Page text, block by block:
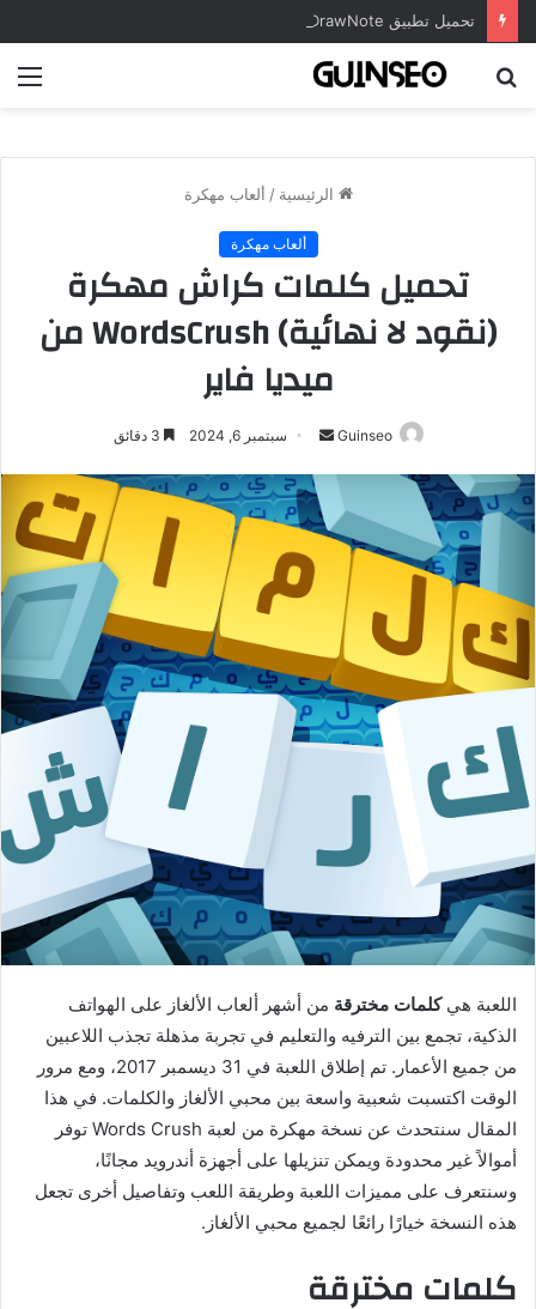
الرئيسية / ألعاب مهكرة
ألعاب مهكرة
تحميل كلمات كراش مهكرة
(نقود لا نهائية) WordsCrush من
ميديا فاير
Guinseo
أرسل
إلكترونيا
سبتمبر 6, 2024
اللعبة هيكلمات مخترقة من أشهر ألعاب الألغاز على الهواتف
الذكية، تجمع بين الترفيه والتعليم في تجربة مذهلة تجذب اللاعبين
من جميع الأعمار. تم إطلاق اللعبة في 31 ديسمبر 2017، ومع مرور
الوقت اكتسبت شعبية واسعة بين محبي الألغاز والكلمات. في هذا
المقال سنتحدث عن نسخة مهكرة من لعبة Words Crush توفر
أموالاً غير محدودة ويمكن تنزيلها على أجهزة أندرويد مجانًا،
وسنتعرف على مميزات اللعبة وطريقة اللعب وتفاصيل أخرى تجعل
هذه النسخة خيارًا رائعًا لجميع محبي الألغاز.
كلمات مخترقة